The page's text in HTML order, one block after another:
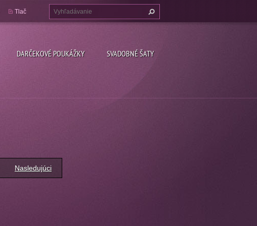
DARČEKOVÉ POUKÁŽKY SVADOBNÉ ŠATY
Tlač
Nasledujúci